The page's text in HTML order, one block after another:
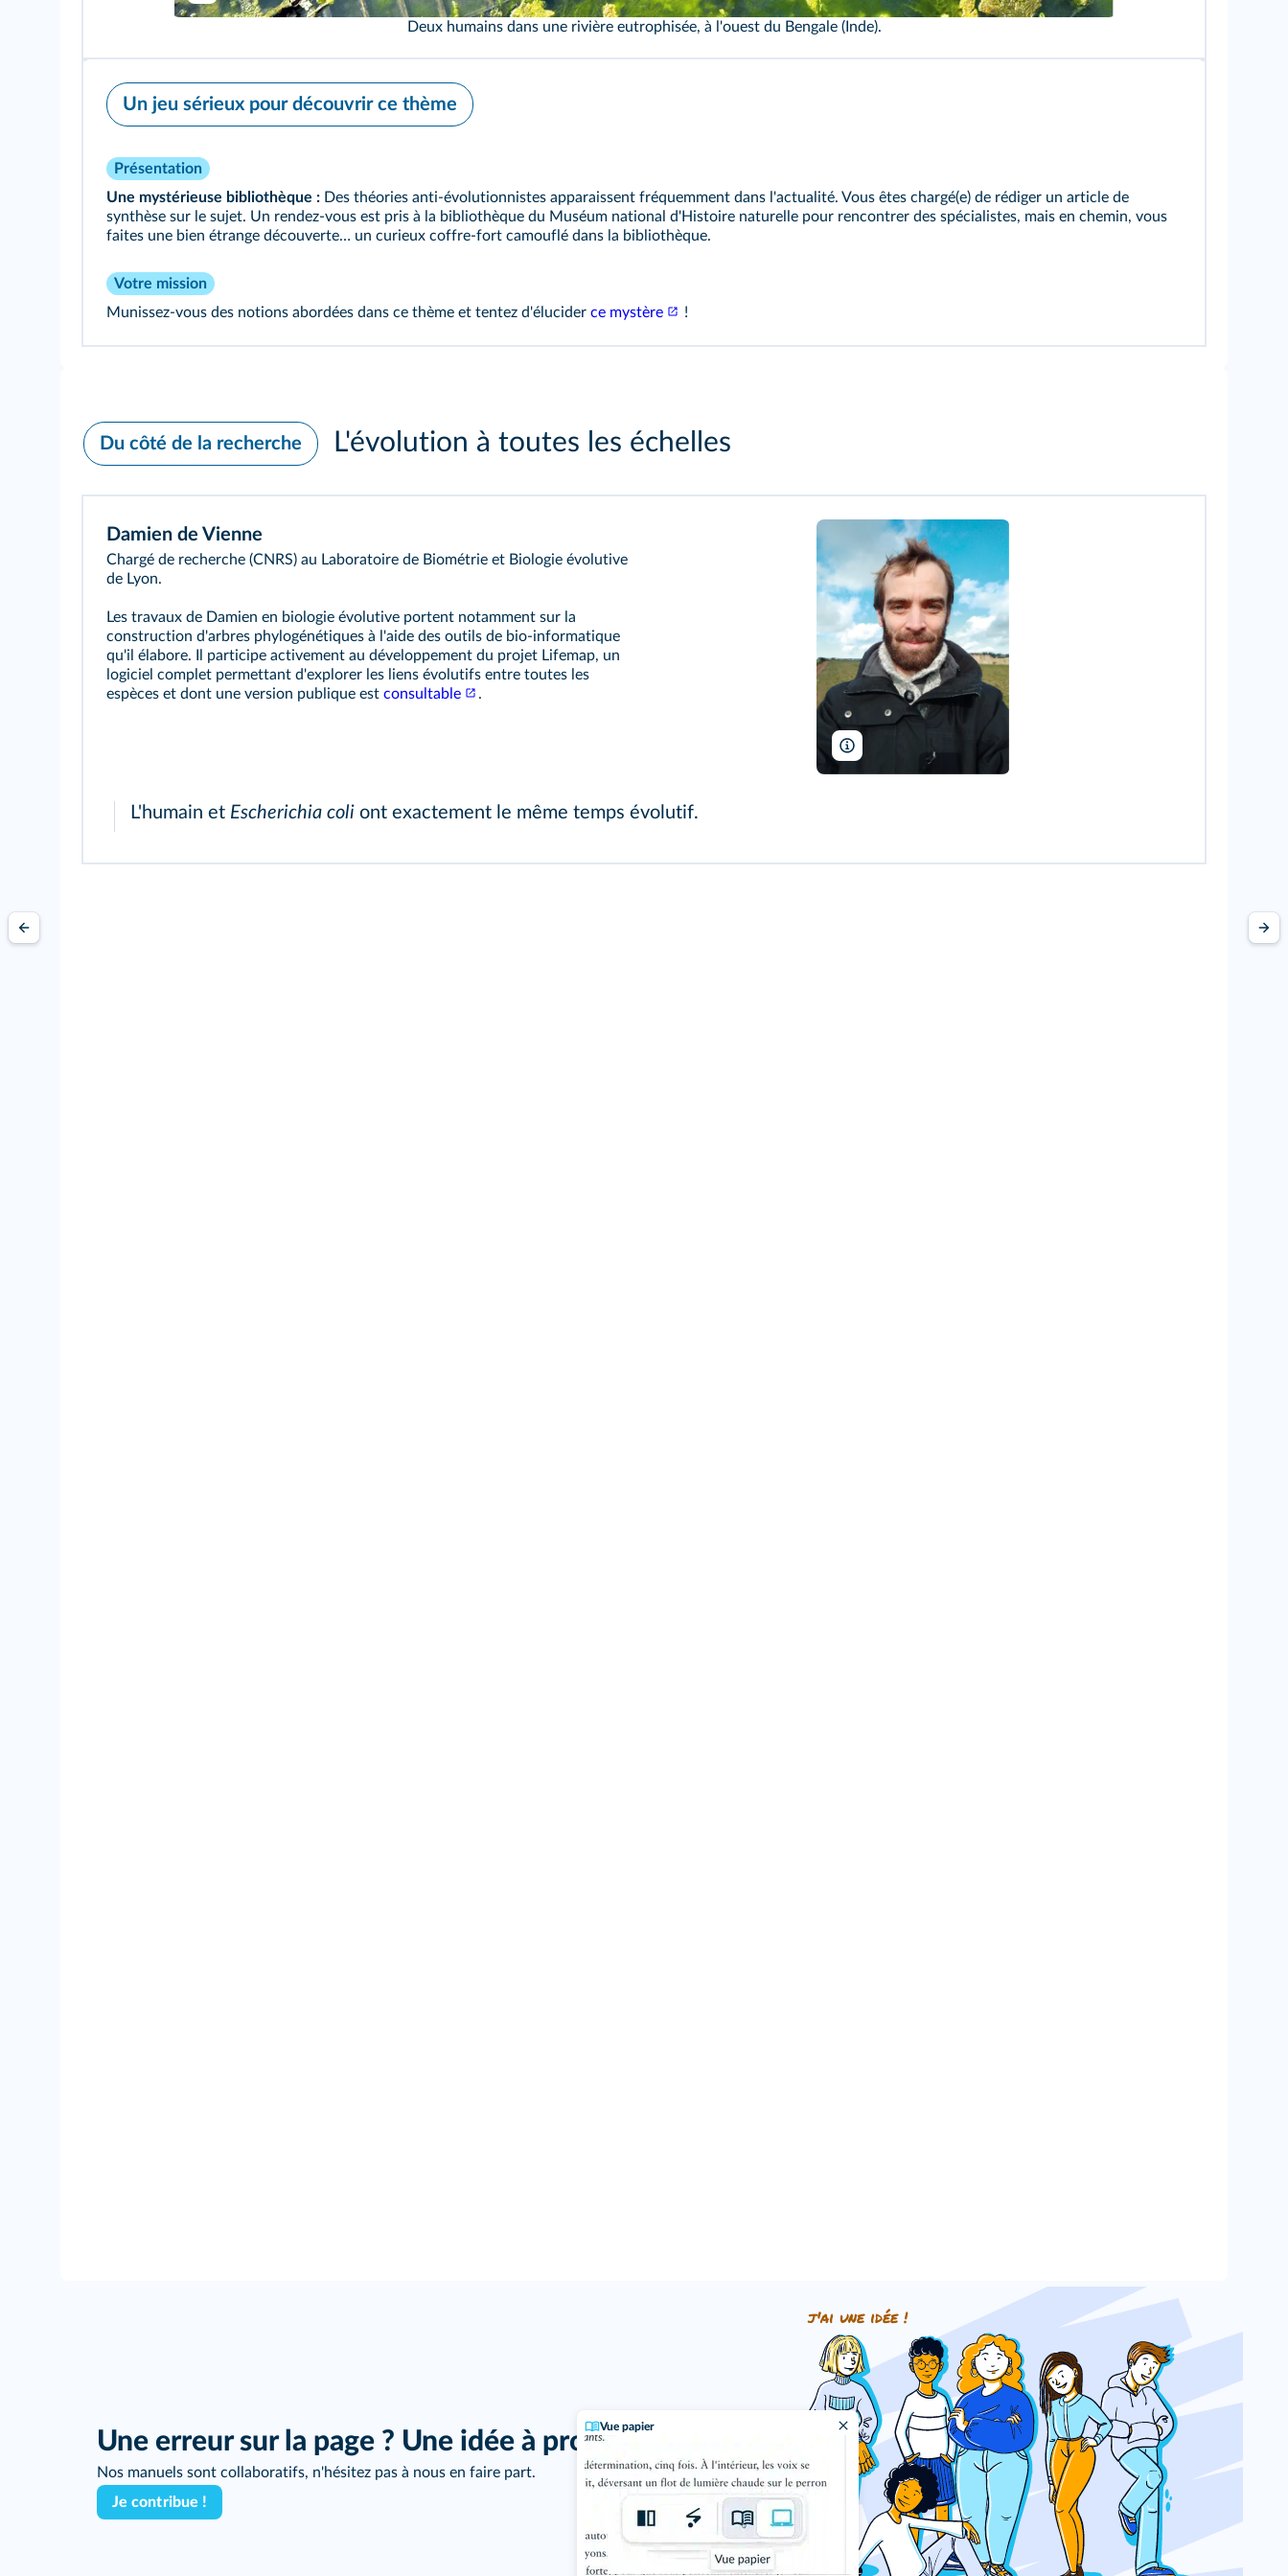
Vue papier
Deux humains dans une rivière eutrophisée, à l'ouest du Bengale (Inde).
Un jeu sérieux pour découvrir ce thème
Présentation
Une mystérieuse bibliothèque : Des théories anti-évolutionnistes apparaissent fréquemment dans l'actualité. Vous êtes chargé(e) de rédiger un article de
synthèse sur le sujet. Un rendez-vous est pris à la bibliothèque du Muséum national d'Histoire naturelle pour rencontrer des spécialistes, mais en chemin, vous
faites une bien étrange découverte… un curieux coffre-fort camouflé dans la bibliothèque.
Votre mission
Munissez-vous des notions abordées dans ce thème et tentez d'élucider ce mystère !
Du côté de la recherche L'évolution à toutes les échelles
Damien de Vienne
Chargé de recherche (CNRS) au Laboratoire de Biométrie et Biologie évolutive
de Lyon.
Les travaux de Damien en biologie évolutive portent notamment sur la
construction d'arbres phylogénétiques à l'aide des outils de bio-informatique
qu'il élabore. Il participe activement au développement du projet Lifemap, un
logiciel complet permettant d'explorer les liens évolutifs entre toutes les
espèces et dont une version publique est consultable .
L'humain et Escherichia coli ont exactement le même temps évolutif.
Une erreur sur la page ? Une idée à proposer ?
Nos manuels sont collaboratifs, n'hésitez pas à nous en faire part.
Je contribue !
j'ai une idée !